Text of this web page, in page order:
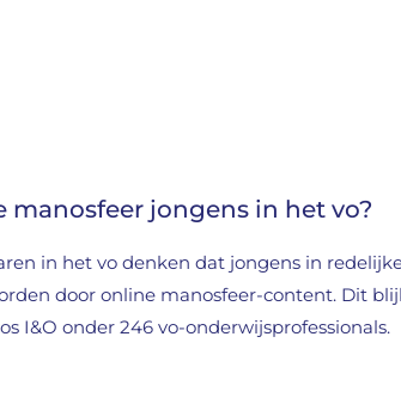
manosfeer jongens in het vo?
in het vo denken dat jongens in
door online manosfeer-content. Dit
I&O onder 246 vo-onderwijsprofessionals.